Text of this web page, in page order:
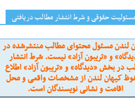
حقوقی و شرط انتشار مطالب دریافتی
لندن مسئول محتوای مطالب منتشرشده در
و «تریبون آزاد» نیست. شرط انتشار
در بخش «دیدگاه» و «تریبون آزاد» اطلاع
کیهان لندن از مشخصات واقعی و محل
اقامت و نشانی نویسندگان است.